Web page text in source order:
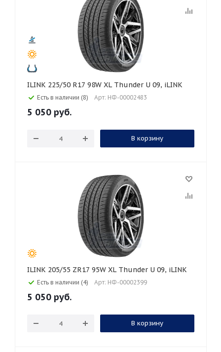
ILINK 225/50 R17 98W XL Thunder U 09, iLINK
Есть в наличии (8) Арт: НФ-00002483
5 050 руб.
В корзину
ILINK 205/55 ZR17 95W XL Thunder U 09, iLINK
Есть в наличии (4) Арт: НФ-00002399
5 050 руб.
В корзину